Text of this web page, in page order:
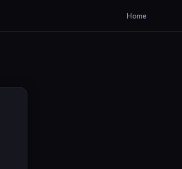
Home